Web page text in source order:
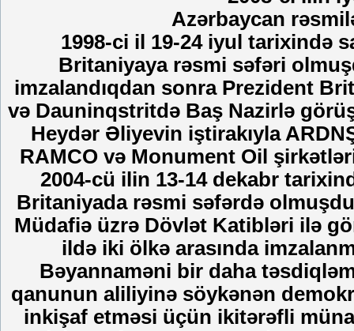
Azərbaycan
1998-ci il 19-24 iyul tarixində
Britaniyaya rəsmi səfəri
imzalandıqdan sonra Prezident
və Dauninqstritdə Baş Nazirlə
Heydər Əliyevin iştirakıyla
RAMCO və Monument Oil
2004-cü ilin 13-14 dekabr
Britaniyada rəsmi səfərdə
Müdafiə üzrə Dövlət Katibləri ilə
ildə iki ölkə arasında
Bəyannaməni bir daha
qanunun aliliyinə söykənən
inkişaf etməsi üçün ikitərəfli